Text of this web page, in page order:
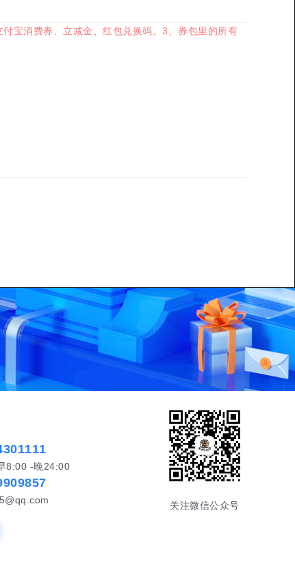
宝消费券、立减金、红包兑换码。3、券包里的所有
8:00 -晚24:00
关注微信公众号